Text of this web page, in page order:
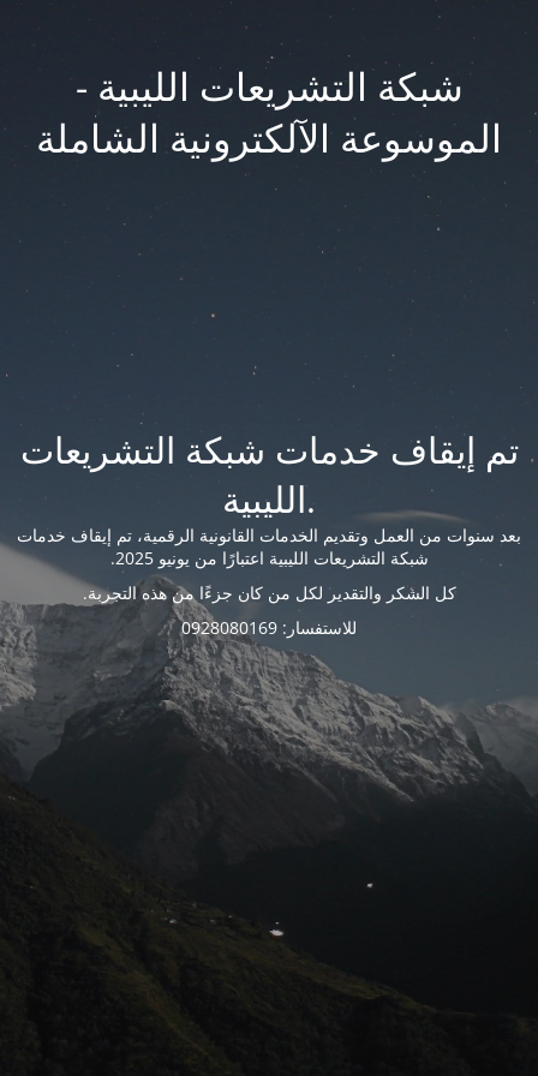
شبكة التشريعات الليبية -
الموسوعة الآلكترونية الشاملة
تم إيقاف خدمات شبكة التشريعات
الليبية.
بعد سنوات من العمل وتقديم الخدمات القانونية الرقمية، تم إيقاف خدمات
شبكة التشريعات الليبية اعتبارًا من يونيو 2025.
كل الشكر والتقدير لكل من كان جزءًا من هذه التجربة.
للاستفسار: 0928080169